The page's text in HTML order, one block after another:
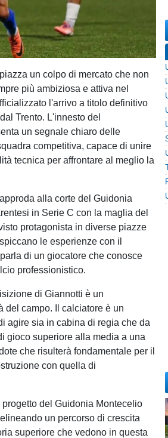
piazza un colpo di mercato che non
più ambiziosa e attiva nel
l'arrivo a titolo definitivo
Trento. L'innesto del
un segnale chiaro delle
competitiva, capace di unire
tecnica per affrontare al meglio la
alla corte del Guidonia
in Serie C con la maglia del
protagonista in diverse piazze
le esperienze con il
di un giocatore che conosce
professionistico.
di Giannotti è un
del campo. Il calciatore è un
agire sia in cabina di regia che da
gioco superiore alla media a una
che risulterà fondamentale per il
con quella di
del Guidonia Montecelio
un percorso di crescita
superiore che vedono in questa